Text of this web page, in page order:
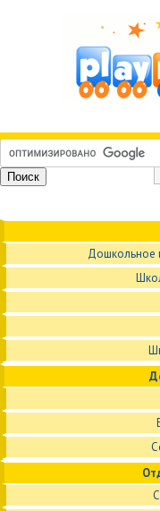
Дошкольное